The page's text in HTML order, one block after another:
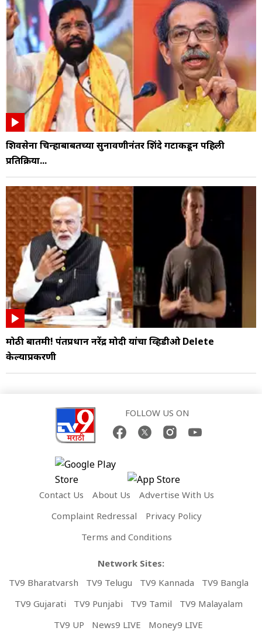
शिवसेना चिन्हाबाबतच्या सुनावणीनंतर शिंदे गटाकडून पहिली
प्रतिक्रिया...
मोठी बातमी! पंतप्रधान नरेंद्र मोदी यांचा व्हिडीओ Delete
केल्याप्रकरणी
FOLLOW US ON
Contact Us About Us
Advertise With Us
Complaint Redressal
Privacy Policy
Terms and Conditions
Network Sites:
TV9 Bharatvarsh
TV9 Telugu TV9 Kannada
TV9 Bangla
TV9 Gujarati
TV9 Punjabi TV9 Tamil
TV9 Malayalam
TV9 UP
News9 LIVE Money9 LIVE